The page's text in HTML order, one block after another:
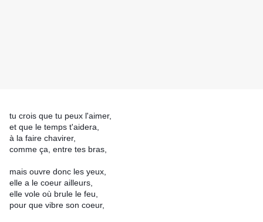
tu crois que tu peux l'aimer,
et que le temps t'aidera,
à la faire chavirer,
comme ça, entre tes bras,
mais ouvre donc les yeux,
elle a le coeur ailleurs,
elle vole où brule le feu,
pour que vibre son coeur,